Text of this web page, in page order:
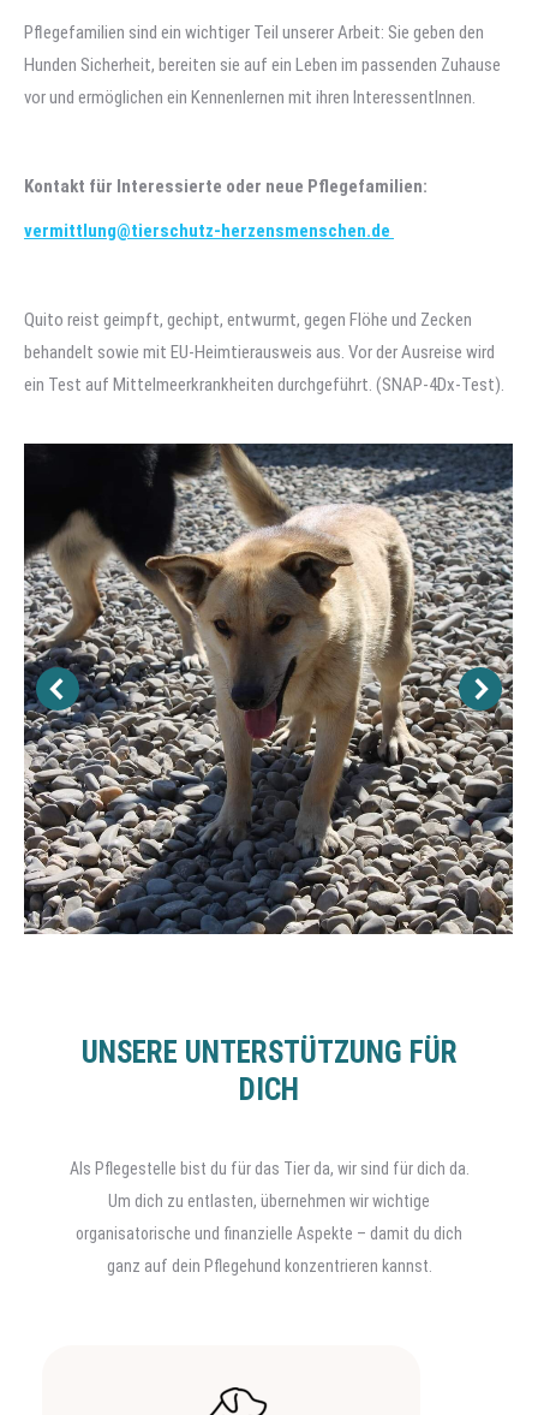
Pflegefamilien sind ein wichtiger Teil unserer Arbeit: Sie geben den
Hunden Sicherheit, bereiten sie auf ein Leben im passenden Zuhause
vor und ermöglichen ein Kennenlernen mit ihren InteressentInnen.
Kontakt für Interessierte oder neue Pflegefamilien:
vermittlung@tierschutz-herzensmenschen.de
Quito reist geimpft, gechipt, entwurmt, gegen Flöhe und Zecken
behandelt sowie mit EU-Heimtierausweis aus. Vor der Ausreise wird
ein Test auf Mittelmeerkrankheiten durchgeführt. (SNAP-4Dx-Test).
UNSERE UNTERSTÜTZUNG FÜR
DICH
Als Pflegestelle bist du für das Tier da, wir sind für dich da.
Um dich zu entlasten, übernehmen wir wichtige
organisatorische und finanzielle Aspekte – damit du dich
ganz auf dein Pflegehund konzentrieren kannst.